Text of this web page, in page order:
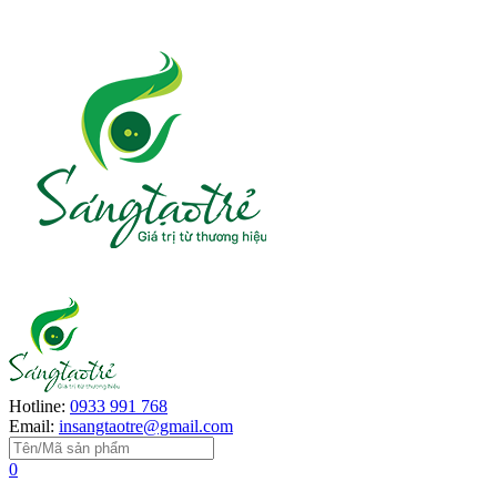
Hotline: 0933 991 768
Email: insangtaotre@gmail.com
0